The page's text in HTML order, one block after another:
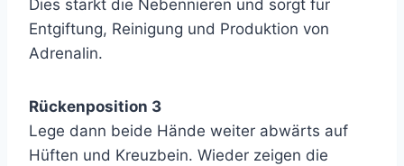
Dies stärkt die Nebennieren und sorgt für
Entgiftung, Reinigung und Produktion von
Adrenalin.
Rückenposition 3
Lege dann beide Hände weiter abwärts auf
Hüften und Kreuzbein. Wieder zeigen die